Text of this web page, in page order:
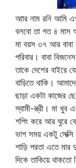
আার নাম রনি আমি
বলবো তা গত ৪ মাস
মা বয়স ৩৭ আর
পরিবার। বাবা
তাকে দেশের বাইরে
বাড়িতে থাকি।
ছাড়া একটা কাজের
স্বামী-স্ত্রী। মা খুব
শপিং করে আর ঘুরে
ভাগ সময় একটু
শাড়ি পরতা এতে মার
দিকে তাকিয়ে